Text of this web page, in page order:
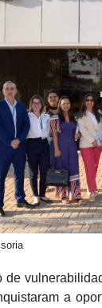
de
a